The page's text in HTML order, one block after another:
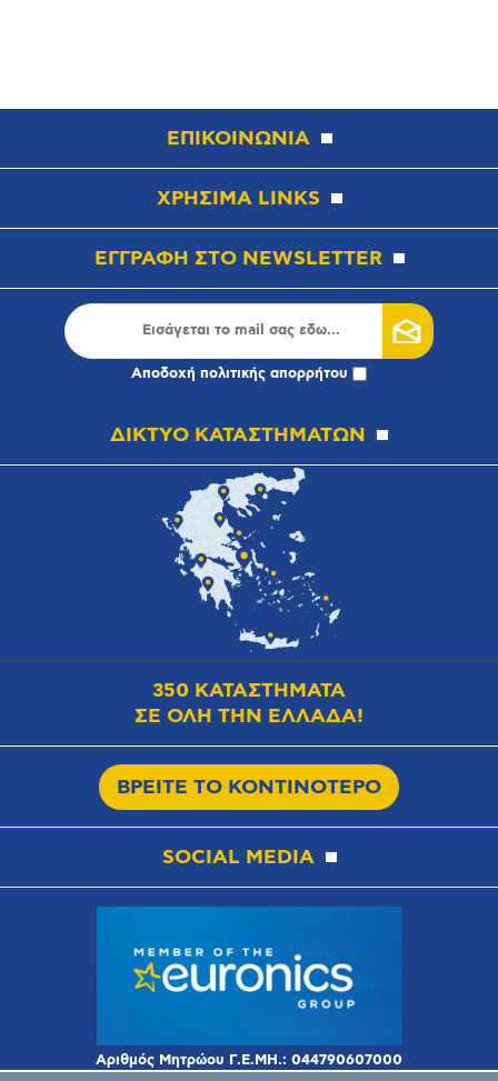
ΕΠΙΚΟΙΝΩΝΙΑ
ΧΡΗΣΙΜΑ LINKS
ΕΓΓΡΑΦΗ ΣΤΟ NEWSLETTER
Αποδοχή πολιτικής απορρήτου
ΔΙΚΤΥΟ ΚΑΤΑΣΤΗΜΑΤΩΝ
350 ΚΑΤΑΣΤΗΜΑΤΑ
ΣΕ ΟΛΗ ΤΗΝ ΕΛΛΑΔΑ!
ΒΡΕΙΤΕ ΤΟ ΚΟΝΤΙΝΟΤΕΡΟ
SOCIAL MEDIA